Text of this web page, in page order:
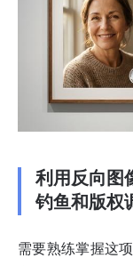
利用反向图
钓鱼和版权
需要熟练掌握这